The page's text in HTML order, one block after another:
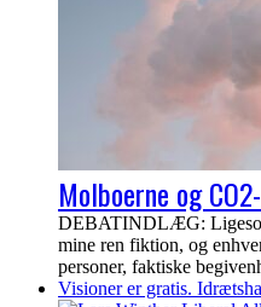
Molboerne og
DEBATINDLÆG:
mine ren fiktion, og
personer, faktiske
Visioner er gratis.